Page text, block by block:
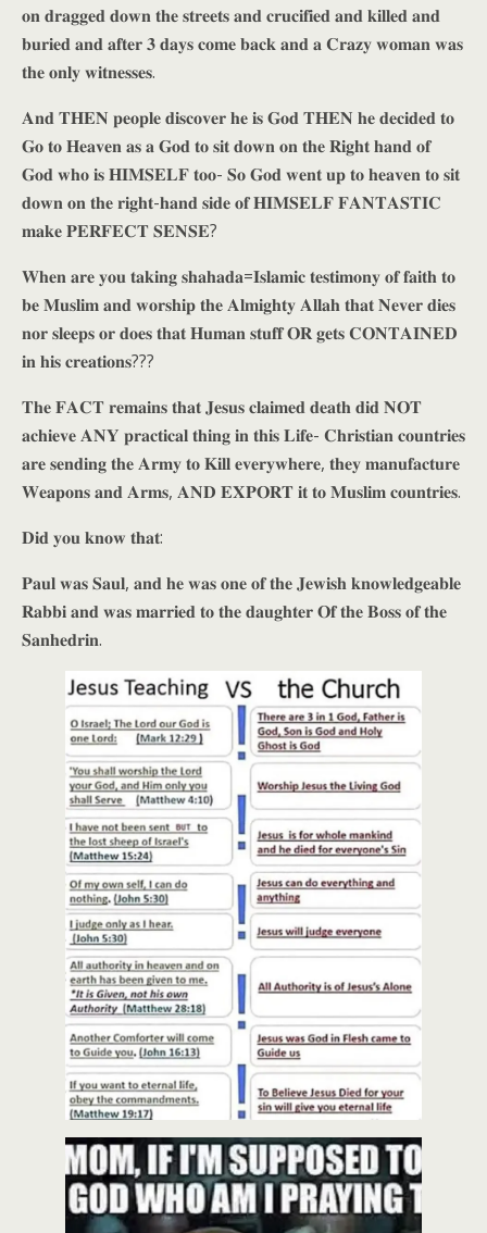
𝐨𝐧 𝐝𝐫𝐚𝐠𝐠𝐞𝐝 𝐝𝐨𝐰𝐧 𝐭𝐡𝐞 𝐬𝐭𝐫𝐞𝐞𝐭𝐬 𝐚𝐧𝐝 𝐜𝐫𝐮𝐜𝐢𝐟𝐢𝐞𝐝 𝐚𝐧𝐝 𝐤𝐢𝐥𝐥𝐞𝐝 𝐚𝐧𝐝
𝐛𝐮𝐫𝐢𝐞𝐝 𝐚𝐧𝐝 𝐚𝐟𝐭𝐞𝐫 𝟑 𝐝𝐚𝐲𝐬 𝐜𝐨𝐦𝐞 𝐛𝐚𝐜𝐤 𝐚𝐧𝐝 𝐚 𝐂𝐫𝐚𝐳𝐲 𝐰𝐨𝐦𝐚𝐧 𝐰𝐚𝐬
𝐭𝐡𝐞 𝐨𝐧𝐥𝐲 𝐰𝐢𝐭𝐧𝐞𝐬𝐬𝐞𝐬.
𝐀𝐧𝐝 𝐓𝐇𝐄𝐍 𝐩𝐞𝐨𝐩𝐥𝐞 𝐝𝐢𝐬𝐜𝐨𝐯𝐞𝐫 𝐡𝐞 𝐢𝐬 𝐆𝐨𝐝 𝐓𝐇𝐄𝐍 𝐡𝐞 𝐝𝐞𝐜𝐢𝐝𝐞𝐝 𝐭𝐨
𝐆𝐨 𝐭𝐨 𝐇𝐞𝐚𝐯𝐞𝐧 𝐚𝐬 𝐚 𝐆𝐨𝐝 𝐭𝐨 𝐬𝐢𝐭 𝐝𝐨𝐰𝐧 𝐨𝐧 𝐭𝐡𝐞 𝐑𝐢𝐠𝐡𝐭 𝐡𝐚𝐧𝐝 𝐨𝐟
𝐆𝐨𝐝 𝐰𝐡𝐨 𝐢𝐬 𝐇𝐈𝐌𝐒𝐄𝐋𝐅 𝐭𝐨𝐨- 𝐒𝐨 𝐆𝐨𝐝 𝐰𝐞𝐧𝐭 𝐮𝐩 𝐭𝐨 𝐡𝐞𝐚𝐯𝐞𝐧 𝐭𝐨 𝐬𝐢𝐭
𝐝𝐨𝐰𝐧 𝐨𝐧 𝐭𝐡𝐞 𝐫𝐢𝐠𝐡𝐭-𝐡𝐚𝐧𝐝 𝐬𝐢𝐝𝐞 𝐨𝐟 𝐇𝐈𝐌𝐒𝐄𝐋𝐅 𝐅𝐀𝐍𝐓𝐀𝐒𝐓𝐈𝐂
𝐦𝐚𝐤𝐞 𝐏𝐄𝐑𝐅𝐄𝐂𝐓 𝐒𝐄𝐍𝐒𝐄?
𝐖𝐡𝐞𝐧 𝐚𝐫𝐞 𝐲𝐨𝐮 𝐭𝐚𝐤𝐢𝐧𝐠 𝐬𝐡𝐚𝐡𝐚𝐝𝐚=𝐈𝐬𝐥𝐚𝐦𝐢𝐜 𝐭𝐞𝐬𝐭𝐢𝐦𝐨𝐧𝐲 𝐨𝐟 𝐟𝐚𝐢𝐭𝐡 𝐭𝐨
𝐛𝐞 𝐌𝐮𝐬𝐥𝐢𝐦 𝐚𝐧𝐝 𝐰𝐨𝐫𝐬𝐡𝐢𝐩 𝐭𝐡𝐞 𝐀𝐥𝐦𝐢𝐠𝐡𝐭𝐲 𝐀𝐥𝐥𝐚𝐡 𝐭𝐡𝐚𝐭 𝐍𝐞𝐯𝐞𝐫 𝐝𝐢𝐞𝐬
𝐧𝐨𝐫 𝐬𝐥𝐞𝐞𝐩𝐬 𝐨𝐫 𝐝𝐨𝐞𝐬 𝐭𝐡𝐚𝐭 𝐇𝐮𝐦𝐚𝐧 𝐬𝐭𝐮𝐟𝐟 𝐎𝐑 𝐠𝐞𝐭𝐬 𝐂𝐎𝐍𝐓𝐀𝐈𝐍𝐄𝐃
𝐢𝐧 𝐡𝐢𝐬 𝐜𝐫𝐞𝐚𝐭𝐢𝐨𝐧𝐬???
𝐓𝐡𝐞 𝐅𝐀𝐂𝐓 𝐫𝐞𝐦𝐚𝐢𝐧𝐬 𝐭𝐡𝐚𝐭 𝐉𝐞𝐬𝐮𝐬 𝐜𝐥𝐚𝐢𝐦𝐞𝐝 𝐝𝐞𝐚𝐭𝐡 𝐝𝐢𝐝 𝐍𝐎𝐓
𝐚𝐜𝐡𝐢𝐞𝐯𝐞 𝐀𝐍𝐘 𝐩𝐫𝐚𝐜𝐭𝐢𝐜𝐚𝐥 𝐭𝐡𝐢𝐧𝐠 𝐢𝐧 𝐭𝐡𝐢𝐬 𝐋𝐢𝐟𝐞- 𝐂𝐡𝐫𝐢𝐬𝐭𝐢𝐚𝐧 𝐜𝐨𝐮𝐧𝐭𝐫𝐢𝐞𝐬
𝐚𝐫𝐞 𝐬𝐞𝐧𝐝𝐢𝐧𝐠 𝐭𝐡𝐞 𝐀𝐫𝐦𝐲 𝐭𝐨 𝐊𝐢𝐥𝐥 𝐞𝐯𝐞𝐫𝐲𝐰𝐡𝐞𝐫𝐞, 𝐭𝐡𝐞𝐲 𝐦𝐚𝐧𝐮𝐟𝐚𝐜𝐭𝐮𝐫𝐞
𝐖𝐞𝐚𝐩𝐨𝐧𝐬 𝐚𝐧𝐝 𝐀𝐫𝐦𝐬, 𝐀𝐍𝐃 𝐄𝐗𝐏𝐎𝐑𝐓 𝐢𝐭 𝐭𝐨 𝐌𝐮𝐬𝐥𝐢𝐦 𝐜𝐨𝐮𝐧𝐭𝐫𝐢𝐞𝐬.
𝐃𝐢𝐝 𝐲𝐨𝐮 𝐤𝐧𝐨𝐰 𝐭𝐡𝐚𝐭:
𝐏𝐚𝐮𝐥 𝐰𝐚𝐬 𝐒𝐚𝐮𝐥, 𝐚𝐧𝐝 𝐡𝐞 𝐰𝐚𝐬 𝐨𝐧𝐞 𝐨𝐟 𝐭𝐡𝐞 𝐉𝐞𝐰𝐢𝐬𝐡 𝐤𝐧𝐨𝐰𝐥𝐞𝐝𝐠𝐞𝐚𝐛𝐥𝐞
𝐑𝐚𝐛𝐛𝐢 𝐚𝐧𝐝 𝐰𝐚𝐬 𝐦𝐚𝐫𝐫𝐢𝐞𝐝 𝐭𝐨 𝐭𝐡𝐞 𝐝𝐚𝐮𝐠𝐡𝐭𝐞𝐫 𝐎𝐟 𝐭𝐡𝐞 𝐁𝐨𝐬𝐬 𝐨𝐟 𝐭𝐡𝐞
𝐒𝐚𝐧𝐡𝐞𝐝𝐫𝐢𝐧.